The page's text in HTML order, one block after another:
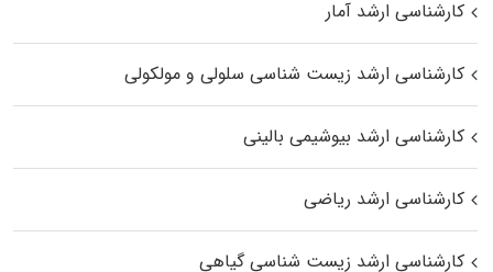
کارشناسی ارشد آمار
کارشناسی ارشد زیست شناسی سلولی و مولکولی
کارشناسی ارشد بیوشیمی بالینی
کارشناسی ارشد ریاضی
کارشناسی ارشد زیست‌ شناسی گیاهی